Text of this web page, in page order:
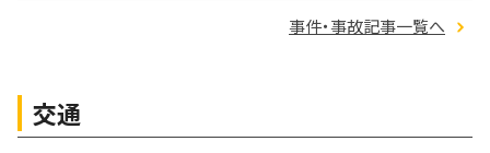
事件・事故記事一覧へ
交通